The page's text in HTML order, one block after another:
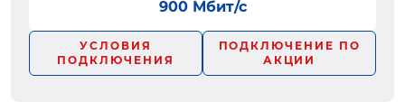
900 Мбит/с
УСЛОВИЯ
ПОДКЛЮЧЕНИЯ
ПОДКЛЮЧЕНИЕ ПО
АКЦИИ